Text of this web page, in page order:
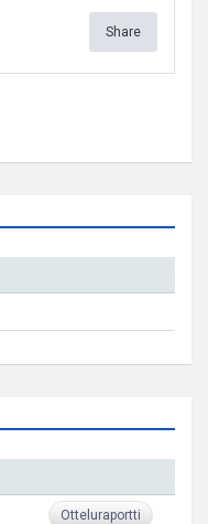
Share
Otteluraportti